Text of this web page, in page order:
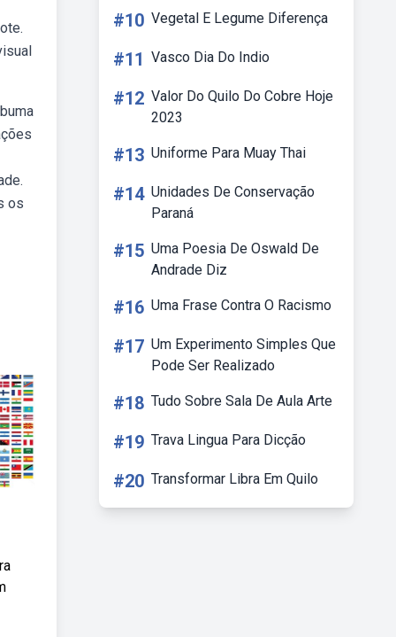
os
#10 Vegetal E Legume Diferença
#11 Vasco Dia Do Indio
#12 Valor Do Quilo Do Cobre Hoje
2023
#13 Uniforme Para Muay Thai
#14 Unidades De Conservação
Paraná
#15 Uma Poesia De Oswald De
Andrade Diz
#16 Uma Frase Contra O Racismo
#17 Um Experimento Simples Que
Pode Ser Realizado
#18 Tudo Sobre Sala De Aula Arte
#19 Trava Lingua Para Dicção
#20 Transformar Libra Em Quilo